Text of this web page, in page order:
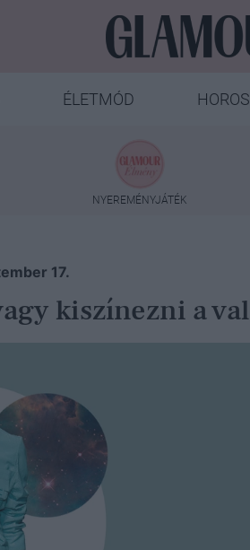
ÉLETMÓD
NYEREMÉNYJÁTÉK
17.
kiszínezni a